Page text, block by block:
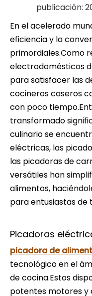
publicación:
En el acelerado
eficiencia y la
primordiales.Como
electrodomésticos
para satisfacer las
cocineros caseros
con poco
transformado
culinario se
eléctricas, las
las picadoras de
versátiles han
alimentos,
para entusiastas de
Picadoras
picadora de
tecnológico en el
de cocina.Estos
potentes motores y